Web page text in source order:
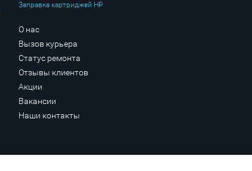
Заправка картриджей HP
О нас
Вызов курьера
Статус ремонта
Отзывы клиентов
Акции
Вакансии
Наши контакты